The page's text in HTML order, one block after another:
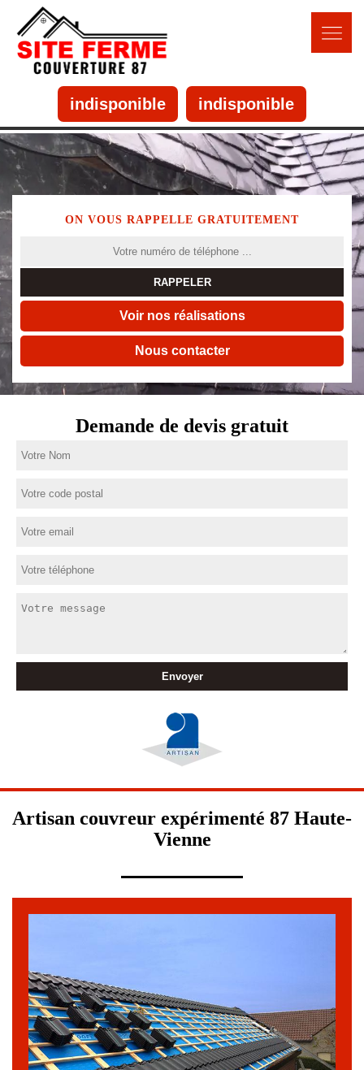
indisponible indisponible
ON VOUS RAPPELLE GRATUITEMENT
Voir nos réalisations
Nous contacter
Demande de devis gratuit
Artisan couvreur expérimenté 87 Haute-
Vienne